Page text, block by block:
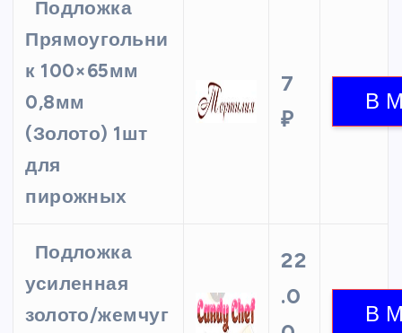
Подложка
Прямоугольни
к 100×65мм
0,8мм
(Золото) 1шт
для
пирожных
7
₽
Подложка
усиленная
золото/жемчуг
22
.0